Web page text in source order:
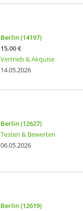
Berlin (14197)
15,00 €
Vertrieb & Akquise
14.05.2026
Berlin (12627)
Testen & Bewerten
06.05.2026
Berlin (12619)